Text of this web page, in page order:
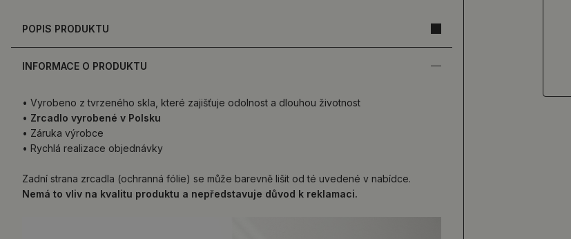
POPIS PRODUKTU
INFORMACE O PRODUKTU
• Vyrobeno z tvrzeného skla, které zajišťuje odolnost a dlouhou životnost
• Zrcadlo vyrobené v Polsku
• Záruka výrobce
• Rychlá realizace objednávky
Zadní strana zrcadla (ochranná fólie) se může barevně lišit od té uvedené v nabídce.
Nemá to vliv na kvalitu produktu a nepředstavuje důvod k reklamaci.